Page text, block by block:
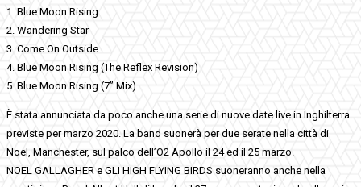
1. Blue Moon Rising
2. Wandering Star
3. Come On Outside
4. Blue Moon Rising (The Reflex Revision)
5. Blue Moon Rising (7” Mix)
È stata annunciata da poco anche una serie di nuove date live in Inghilterra
previste per marzo 2020. La band suonerà per due serate nella città di
Noel, Manchester, sul palco dell’O2 Apollo il 24 ed il 25 marzo.
NOEL GALLAGHER e GLI HIGH FLYING BIRDS suoneranno anche nella